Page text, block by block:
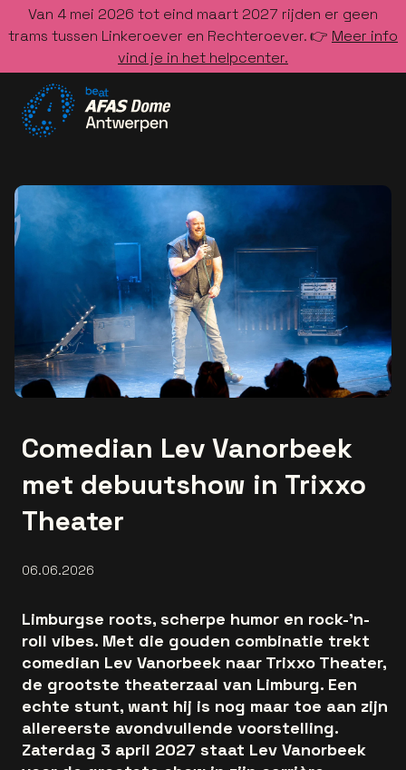
Van 4 mei 2026 tot eind maart 2027 rijden er geen
trams tussen Linkeroever en Rechteroever. 👉 Meer info
vind je in het helpcenter.
Comedian Lev Vanorbeek
met debuutshow in Trixxo
Theater
06.06.2026
Limburgse roots, scherpe humor en rock-'n-
roll vibes. Met die gouden combinatie trekt
comedian Lev Vanorbeek naar Trixxo Theater,
de grootste theaterzaal van Limburg. Een
echte stunt, want hij is nog maar toe aan zijn
allereerste avondvullende voorstelling.
Zaterdag 3 april 2027 staat Lev Vanorbeek